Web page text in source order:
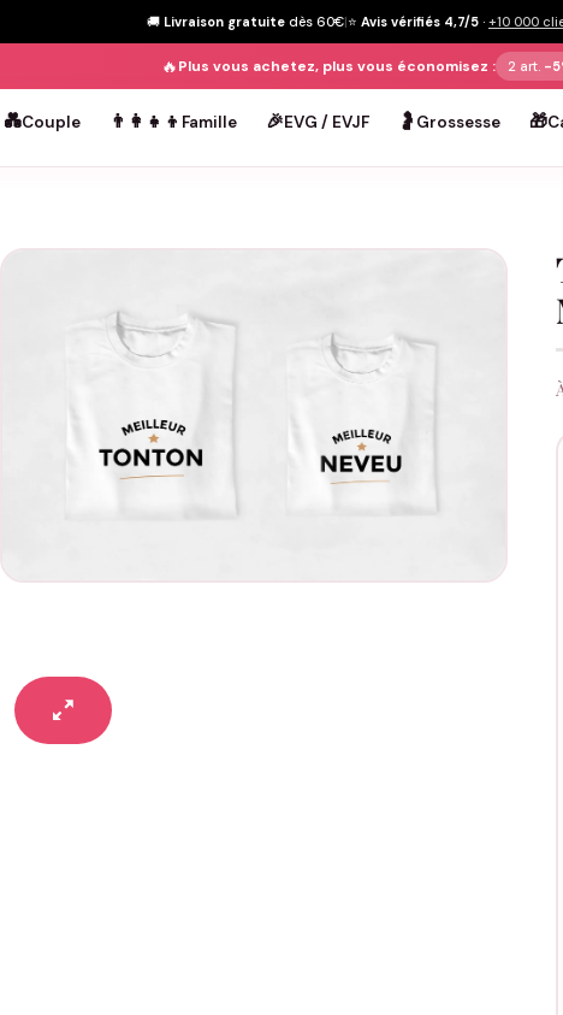
🚚 Livraison gratuite dès 60€|⭐ Avis vérifiés 4,7/5 · +10 000
🔥Plus vous achetez, plus vous économisez : 2 art. -
💑Couple 👨‍👩‍👧‍👦 Famille 🎉EVG / EVJF 🤰 Grossesse 🎁